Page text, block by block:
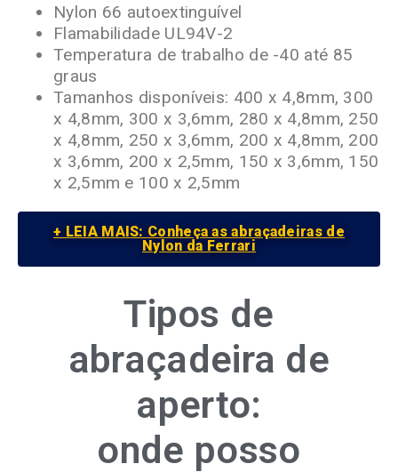
Nylon 66 autoextinguível
Flamabilidade UL94V-2
Temperatura de trabalho de -40 até 85
graus
Tamanhos disponíveis: 400 x 4,8mm, 300
x 4,8mm, 300 x 3,6mm, 280 x 4,8mm, 250
x 4,8mm, 250 x 3,6mm, 200 x 4,8mm, 200
x 3,6mm, 200 x 2,5mm, 150 x 3,6mm, 150
x 2,5mm e 100 x 2,5mm
+ LEIA MAIS: Conheça as abraçadeiras de
Nylon da Ferrari
Tipos de
abraçadeira de
aperto:
onde posso